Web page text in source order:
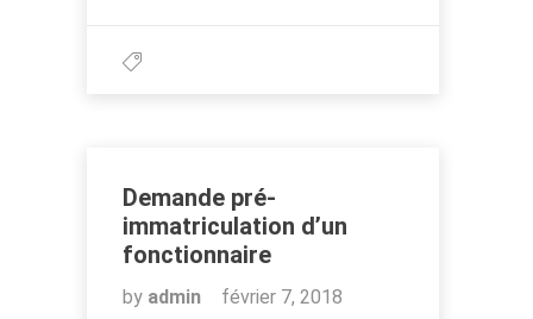
Demande pré-
immatriculation d’un
fonctionnaire
by admin
février 7, 2018